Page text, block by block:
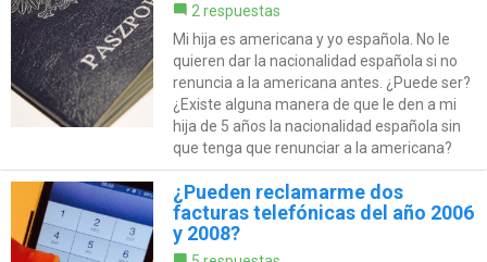
2 respuestas
Mi hija es americana y yo española. No le
quieren dar la nacionalidad española si no
renuncia a la americana antes. ¿Puede ser?
¿Existe alguna manera de que le den a mi
hija de 5 años la nacionalidad española sin
que tenga que renunciar a la americana?
¿Pueden reclamarme dos
facturas telefónicas del año 2006
y 2008?